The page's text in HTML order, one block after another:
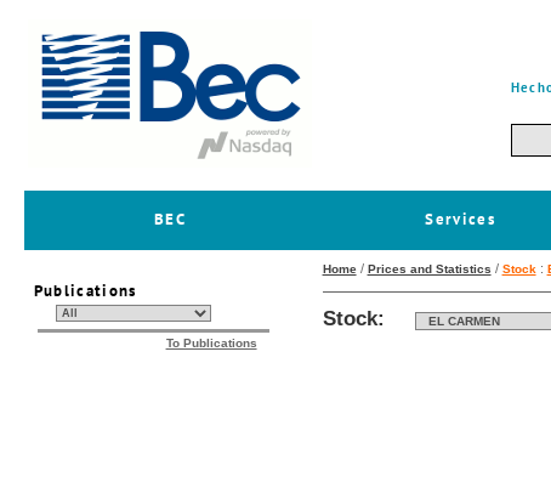
BEC Services
Publications
To Publications
Home/ Prices and Statistics / Stock:
Stock: